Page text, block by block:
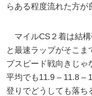
らある程度流れた方が
マイルCS２着は結
と最速ラップがそこま
プスピード戦向きじゃ
平均でも11.9 – 11.8 –
登りでどうしても落ち